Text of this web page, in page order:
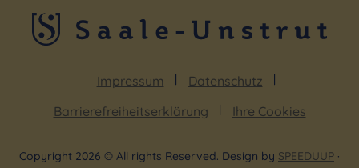
Impressum
Datenschutz
Barrierefreiheitserklärung
Ihre Cookies
Copyright 2026 © All rights Reserved. Design by SPEEDUUP ·